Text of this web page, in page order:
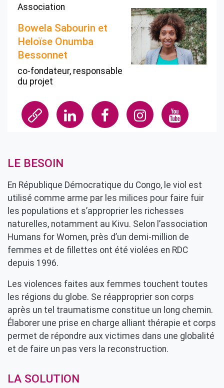
Association
Bowela Sabourin et
Heloïse Onumba
Bessonnet
co-fondateur, responsable
du projet
LE BESOIN
En République Démocratique du Congo, le viol est
utilisé comme arme par les milices pour faire fuir
les populations et s’approprier les richesses
naturelles, notamment au Kivu. Selon l’association
Humans for Women, près d’un demi-million de
femmes et de fillettes ont été violées en RDC
depuis 1996.
Les violences faites aux femmes touchent toutes
les régions du globe. Se réapproprier son corps
après un tel traumatisme constitue un long chemin.
Élaborer une prise en charge alliant thérapie et corps
permet de répondre aux victimes dans une globalité
et de faire un pas vers la reconstruction.
LA SOLUTION